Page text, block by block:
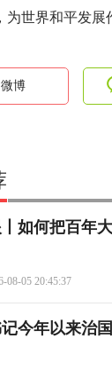
为世界和平发展
微博
如何把百年
08-05 20:45:37
今年以来治